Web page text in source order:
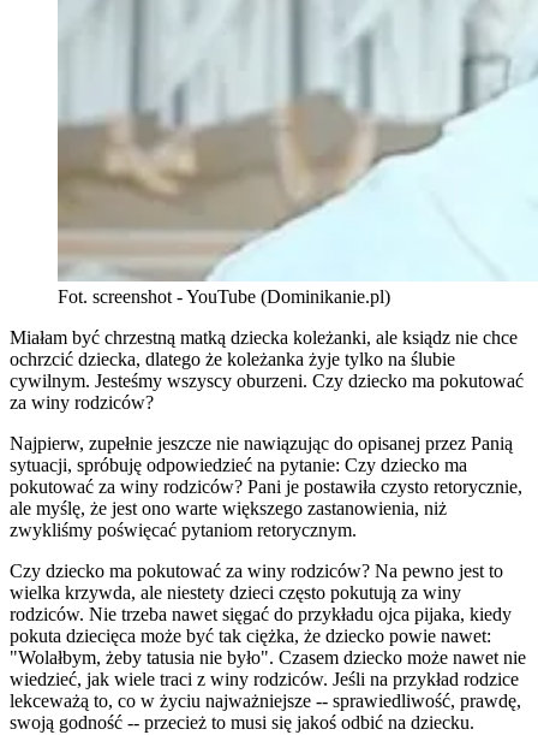
Fot. screenshot - YouTube (Dominikanie.pl)
Miałam być chrzestną matką dziecka koleżanki, ale ksiądz nie chce
ochrzcić dziecka, dlatego że koleżanka żyje tylko na ślubie
cywilnym. Jesteśmy wszyscy oburzeni. Czy dziecko ma pokutować
za winy rodziców?
Najpierw, zupełnie jeszcze nie nawiązując do opisanej przez Panią
sytuacji, spróbuję odpowiedzieć na pytanie: Czy dziecko ma
pokutować za winy rodziców? Pani je postawiła czysto retorycznie,
ale myślę, że jest ono warte większego zastanowienia, niż
zwykliśmy poświęcać pytaniom retorycznym.
Czy dziecko ma pokutować za winy rodziców? Na pewno jest to
wielka krzywda, ale niestety dzieci często pokutują za winy
rodziców. Nie trzeba nawet sięgać do przykładu ojca pijaka, kiedy
pokuta dziecięca może być tak ciężka, że dziecko powie nawet:
"Wolałbym, żeby tatusia nie było". Czasem dziecko może nawet nie
wiedzieć, jak wiele traci z winy rodziców. Jeśli na przykład rodzice
lekceważą to, co w życiu najważniejsze -- sprawiedliwość, prawdę,
swoją godność -- przecież to musi się jakoś odbić na dziecku.